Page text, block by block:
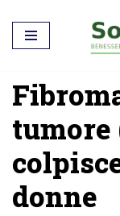
Vai
contenuto
tumore
donne